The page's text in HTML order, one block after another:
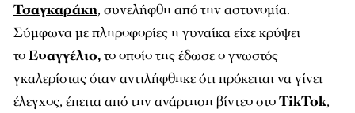
Τσαγκαράκη, συνελήφθη από την αστυνομία.
Σύμφωνα με πληροφορίες η γυναίκα είχε κρύψει
τοΕυαγγέλιο,το οποίο της έδωσε ο γνωστός
γκαλερίστας όταν αντιλήφθηκε ότι πρόκειται να γίνει
έλεγχος, έπειτα από την ανάρτηση βίντεο στοTikTok,